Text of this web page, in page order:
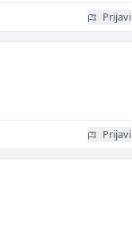
Prijavi
Prijavi